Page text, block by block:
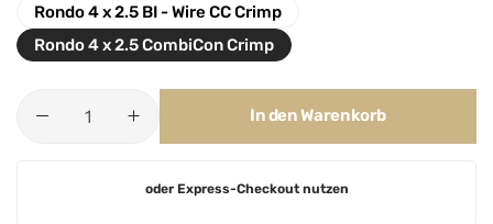
Rondo 4 x 2.5 BI - Wire CC Crimp
Rondo 4 x 2.5 CombiCon Crimp
In den Warenkorb
oder Express-Checkout nutzen